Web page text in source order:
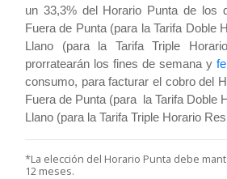
un 33,3% del Horario Punta de los
Fuera de Punta (para la Tarifa Doble
Llano (para la Tarifa Triple
prorratearán los fines de semana y
consumo, para facturar el cobro del
Fuera de Punta (para la Tarifa Doble
Llano (para la Tarifa Triple Horario
*La elección del Horario Punta debe
12 meses.